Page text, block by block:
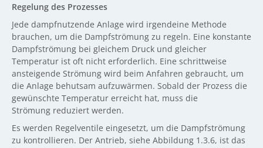
Regelung des Prozesses
Jede dampfnutzende Anlage wird irgendeine Methode
brauchen, um die Dampfströmung zu regeln. Eine konstante
Dampfströmung bei gleichem Druck und gleicher
Temperatur ist oft nicht erforderlich. Eine schrittweise
ansteigende Strömung wird beim Anfahren gebraucht, um
die Anlage behutsam aufzuwärmen. Sobald der Prozess die
gewünschte Temperatur erreicht hat, muss die
Strömung reduziert werden.
Es werden Regelventile eingesetzt, um die Dampfströmung
zu kontrollieren. Der Antrieb, siehe Abbildung 1.3.6, ist das